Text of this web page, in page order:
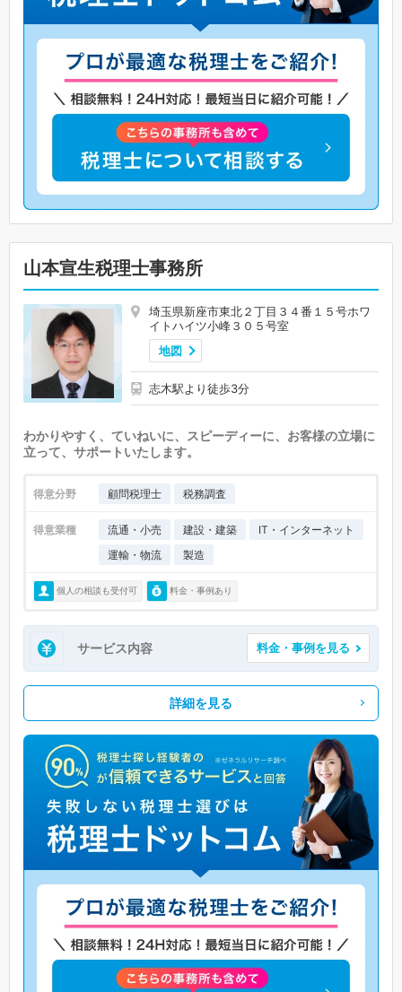
山本宣生税理士事務所
埼玉県新座市東北２丁目３４番１５号ホワ
イトハイツ小峰３０５号室
地図
志木駅より徒歩3分
わかりやすく、ていねいに、スピーディーに、お客様の立場に
立って、サポートいたします。
得意分野 顧問税理士 税務調査
得意業種 流通・小売 建設・建築
IT・インターネット
運輸・物流
製造
個人の相談も受付可 料金・事例あり
サービス内容 料金・事例を見る
詳細を見る